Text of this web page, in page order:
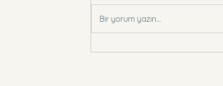
Bir yorum yazın...